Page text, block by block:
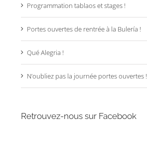
Programmation tablaos et stages !
Portes ouvertes de rentrée à la Bulería !
Qué Alegria !
N’oubliez pas la journée portes ouvertes !
Retrouvez-nous sur Facebook